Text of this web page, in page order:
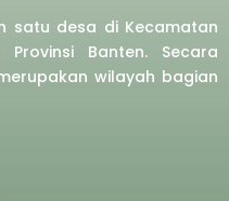
satu desa di Kecamatan
Provinsi Banten. Secara
wilayah bagian